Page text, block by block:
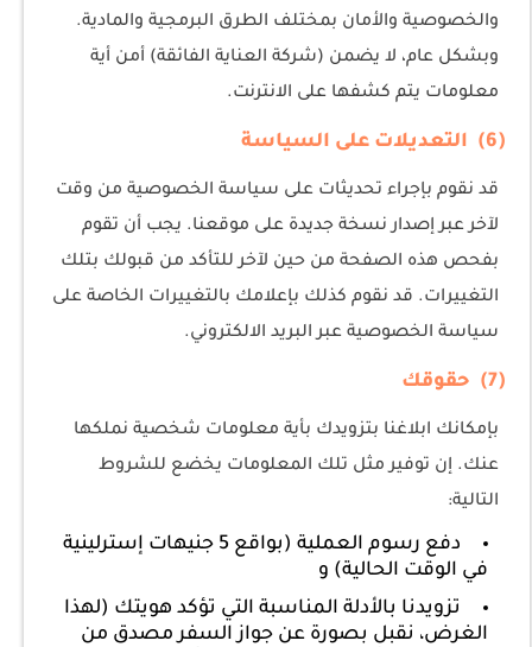
والخصوصية والأمان بمختلف الطرق البرمجية والمادية.
وبشكل عام، لا يضمن (شركة العناية الفائقة) أمن أية
معلومات يتم كشفها على الانترنت.
(6) التعديلات على السياسة
قد نقوم بإجراء تحديثات على سياسة الخصوصية من وقت
لآخر عبر إصدار نسخة جديدة على موقعنا. يجب أن تقوم
بفحص هذه الصفحة من حين لآخر للتأكد من قبولك بتلك
التغييرات. قد نقوم كذلك بإعلامك بالتغييرات الخاصة على
سياسة الخصوصية عبر البريد الالكتروني.
(7) حقوقك
بإمكانك ابلاغنا بتزويدك بأية معلومات شخصية نملكها
عنك. إن توفير مثل تلك المعلومات يخضع للشروط
التالية:
دفع رسوم العملية (بواقع 5 جنيهات إسترلينية
في الوقت الحالية) و
تزويدنا بالأدلة المناسبة التي تؤكد هويتك (لهذا
الغرض، نقبل بصورة عن جواز السفر مصدق من